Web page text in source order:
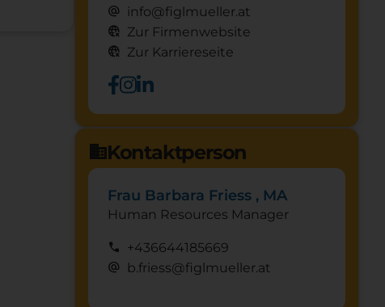
alternate_email info@figlmueller.at
captive_portal Zur Firmenwebsite
captive_portal Zur Karriereseite
domainKontaktperson
Frau Barbara Friess , MA
Human Resources Manager
call +436644185669
alternate_email b.friess@figlmueller.at